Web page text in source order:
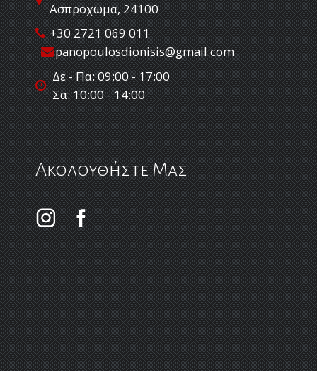
Ασπροχωμα, 24100
+30 2721 069 011
panopoulosdionisis@gmail.com
Δε - Πα: 09:00 - 17:00
Σα: 10:00 - 14:00
Ακολουθήστε Μας